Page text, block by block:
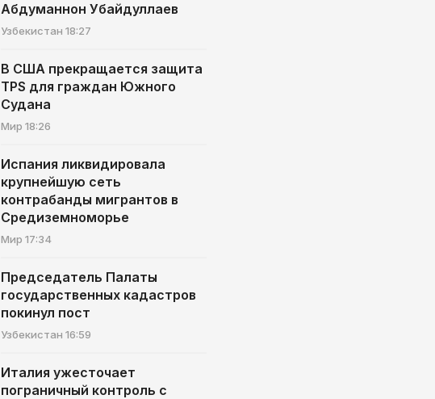
Абдуманнон Убайдуллаев
Узбекистан 18:27
В США прекращается защита
TPS для граждан Южного
Судана
Мир 18:26
Испания ликвидировала
крупнейшую сеть
контрабанды мигрантов в
Средиземноморье
Мир 17:34
Председатель Палаты
государственных кадастров
покинул пост
Узбекистан 16:59
Италия ужесточает
пограничный контроль с